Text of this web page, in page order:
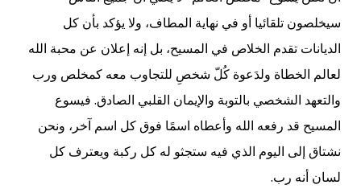
سيخلصون تلقائيا أو في نهاية المطاف، ولا يؤكد بأن كل
الديانات تقدم الخلاص في المسيح، بل إنه إعلان عن محبة الله
لعالم الخطاة ولدَعوة كُلّ شخصِ للتجاوب معه كمخلص ورب
والتعهد الشخصي بالتوبة والإيمان القلبي الصادق. فيسوع
المسيح قد رفعه الله وأعطاه اسمًا فوق كل اسم آخر، ونحن
نشتاق إلى اليوم الذي فيه ستجثو له كل ركبة ويعترف كل
لسان أنه رب.